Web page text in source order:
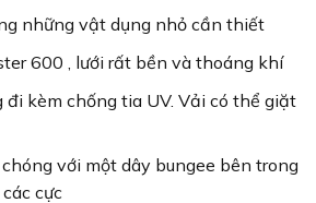
những vật dụng nhỏ cần thiết
600 , lưới rất bền và thoáng khí
kèm chống tia UV. Vải có thể giặt
với một dây bungee bên trong
cực